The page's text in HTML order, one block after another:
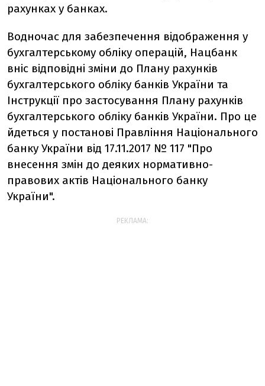
рахунках у банках.
Водночас для забезпечення відображення у
бухгалтерському обліку операцій, Нацбанк
вніс відповідні зміни до Плану рахунків
бухгалтерського обліку банків України та
Інструкції про застосування Плану рахунків
бухгалтерського обліку банків України. Про це
йдеться у постанові Правління Національного
банку України від 17.11.2017 № 117 "Про
внесення змін до деяких нормативно-
правових актів Національного банку
України".
РЕКЛАМА: